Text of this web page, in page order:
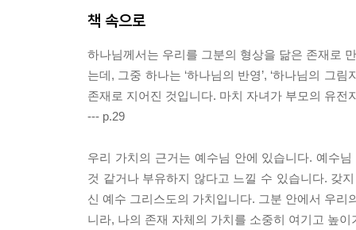
책 속으로
하나님께서는 우리를 그분의 형상을 닮은 존재로
는데, 그중 하나는 ‘하나님의 반영’, ‘하나님의 그
존재로 지어진 것입니다. 마치 자녀가 부모의 유
--- p.29
우리 가치의 근거는 예수님 안에 있습니다. 예수
것 같거나 부유하지 않다고 느낄 수 있습니다. 갖
신 예수 그리스도의 가치입니다. 그분 안에서 우
니라, 나의 존재 자체의 가치를 소중히 여기고 높